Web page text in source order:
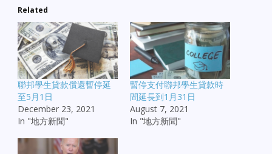
Related
聯邦學生貸款償還暫停延
至5月1日
December 23, 2021
In "地方新聞"
暫停支付聯邦學生貸款時
間延長到1月31日
August 7, 2021
In "地方新聞"